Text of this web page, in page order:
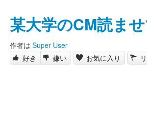
某大学のCM読ま
作者は Super User
好き
嫌い お気に入り